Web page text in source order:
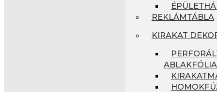
REKLÁMTÁBLA
KIRAKAT
ABLAKFÓLIA